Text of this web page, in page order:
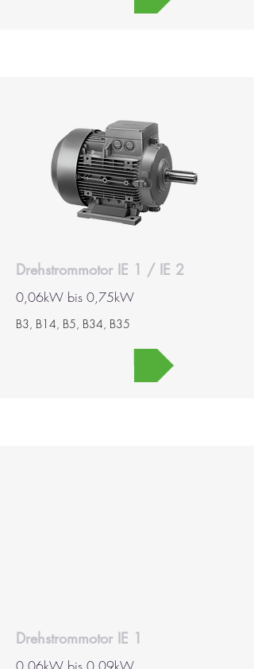
Drehstrommotor IE 1 / IE 2
0,06kW bis 0,75kW
B3, B14, B5, B34, B35
Drehstrommotor IE 1